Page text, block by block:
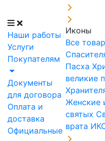
Наши работы
Услуги
Покупателям
Документы
для договора
Оплата и
доставка
Официальные
Иконы
Все
Пасха
великие
Женские
святых
врата